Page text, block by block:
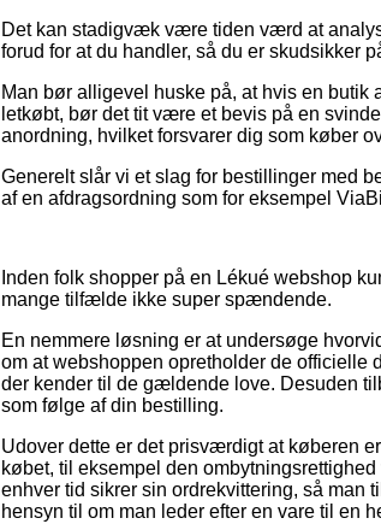
Det kan stadigvæk være tiden værd at
forud for at du handler, så du er skudsikker
Man bør alligevel huske på, at hvis en butik
letkøbt, bør det tit være et bevis på en
anordning, hvilket forsvarer dig som køber
Generelt slår vi et slag for bestillinger med
af en afdragsordning som for eksempel
Inden folk shopper på en Lékué webshop
mange tilfælde ikke super spændende.
En nemmere løsning er at undersøge
om at webshoppen opretholder de officielle
der kender til de gældende love. Desuden
som følge af din bestilling.
Udover dette er det prisværdigt at køberen
købet, til eksempel den
enhver tid sikrer sin ordrekvittering, så man
hensyn til om man leder efter en vare til en